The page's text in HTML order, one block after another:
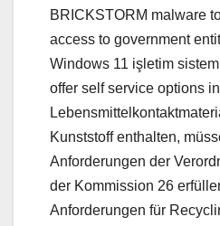
BRICKSTORM malware
access to government
Windows 11 işletim
offer self service options
Kunststoff enthalten,
Anforderungen der
der Kommission 26
Anforderungen für